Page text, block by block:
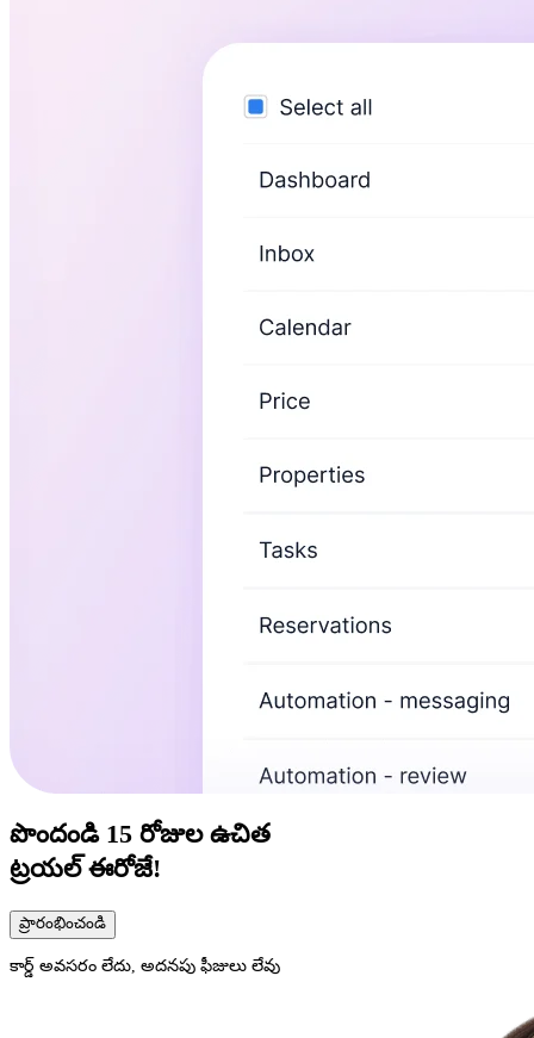
పొందండి 15 రోజుల ఉచిత
ట్రయల్ ఈరోజే!
ప్రారంభించండి
కార్డ్ అవసరం లేదు, అదనపు ఫీజులు లేవు